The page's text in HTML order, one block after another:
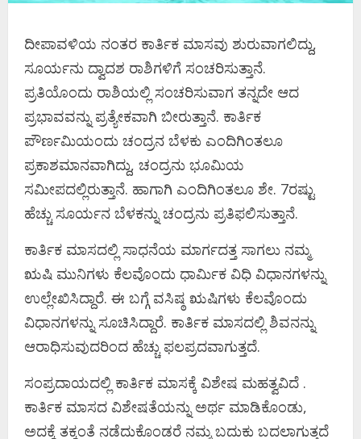
ದೀಪಾವಳಿಯ ನಂತರ ಕಾರ್ತಿಕ ಮಾಸವು ಶುರುವಾಗಲಿದ್ದು,
ಸೂರ್ಯನು ದ್ವಾದಶ ರಾಶಿಗಳಿಗೆ ಸಂಚರಿಸುತ್ತಾನೆ.
ಪ್ರತಿಯೊಂದು ರಾಶಿಯಲ್ಲಿ ಸಂಚರಿಸುವಾಗ ತನ್ನದೇ ಆದ
ಪ್ರಭಾವವನ್ನು ಪ್ರತ್ಯೇಕವಾಗಿ ಬೀರುತ್ತಾನೆ. ಕಾರ್ತಿಕ
ಪೌರ್ಣಮಿಯಂದು ಚಂದ್ರನ ಬೆಳಕು ಎಂದಿಗಿಂತಲೂ
ಪ್ರಕಾಶಮಾನವಾಗಿದ್ದು, ಚಂದ್ರನು ಭೂಮಿಯ
ಸಮೀಪದಲ್ಲಿರುತ್ತಾನೆ. ಹಾಗಾಗಿ ಎಂದಿಗಿಂತಲೂ ಶೇ. 7ರಷ್ಟು
ಹೆಚ್ಚು ಸೂರ್ಯನ ಬೆಳಕನ್ನು ಚಂದ್ರನು ಪ್ರತಿಫಲಿಸುತ್ತಾನೆ.
ಕಾರ್ತಿಕ ಮಾಸದಲ್ಲಿ ಸಾಧನೆಯ ಮಾರ್ಗದತ್ತ ಸಾಗಲು ನಮ್ಮ
ಋಷಿ ಮುನಿಗಳು ಕೆಲವೊಂದು ಧಾರ್ಮಿಕ ವಿಧಿ ವಿಧಾನಗಳನ್ನು
ಉಲ್ಲೇಖಿಸಿದ್ದಾರೆ. ಈ ಬಗ್ಗೆ ವಸಿಷ್ಠ ಋಷಿಗಳು ಕೆಲವೊಂದು
ವಿಧಾನಗಳನ್ನು ಸೂಚಿಸಿದ್ದಾರೆ. ಕಾರ್ತಿಕ ಮಾಸದಲ್ಲಿ ಶಿವನನ್ನು
ಆರಾಧಿಸುವುದರಿಂದ ಹೆಚ್ಚು ಫಲಪ್ರದವಾಗುತ್ತದೆ.
ಸಂಪ್ರದಾಯದಲ್ಲಿ ಕಾರ್ತಿಕ ಮಾಸಕ್ಕೆ ವಿಶೇಷ ಮಹತ್ವವಿದೆ .
ಕಾರ್ತಿಕ ಮಾಸದ ವಿಶೇಷತೆಯನ್ನು ಅರ್ಥ ಮಾಡಿಕೊಂಡು,
ಅದಕ್ಕೆ ತಕ್ಕಂತೆ ನಡೆದುಕೊಂಡರೆ ನಮ್ಮ ಬದುಕು ಬದಲಾಗುತ್ತದೆ